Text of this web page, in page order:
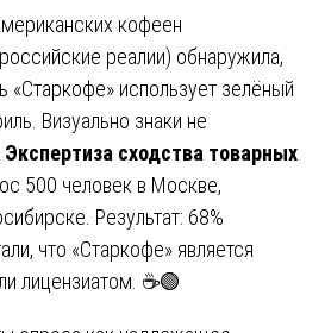
кофеен
реалии) обнаружила,
«Старкофе» использует зелёный
Визуально знаки не
Экспертиза сходства товарных
500 человек в Москве,
Результат: 68%
что «Старкофе» является
лицензиатом. ☕🟢